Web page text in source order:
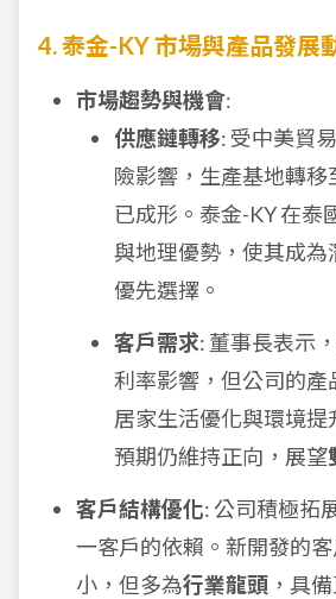
4. 泰金-KY 市場與產品發展
市場趨勢與機會:
供應鏈轉移: 受中美貿
險影響，生產基地轉移
已成形。泰金-KY 在泰
與地理優勢，使其成為
優先選擇。
客戶需求: 董事長表示
利率影響，但公司的產
居家生活優化與環境提
預期仍維持正向，展望
客戶結構優化: 公司積極拓
一客戶的依賴。新開發的
小，但多為行業龍頭 ，具